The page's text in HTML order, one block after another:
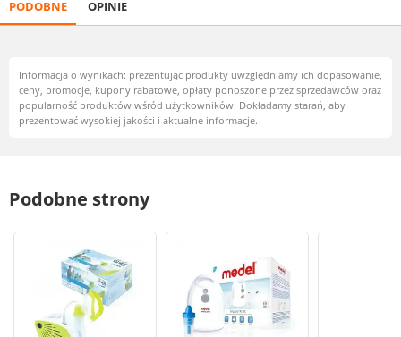
PODOBNE OPINIE
Informacja o wynikach: prezentując produkty uwzględniamy ich dopasowanie,
ceny, promocje, kupony rabatowe, opłaty ponoszone przez sprzedawców oraz
popularność produktów wśród użytkowników. Dokładamy starań, aby
prezentować wysokiej jakości i aktualne informacje.
Podobne strony